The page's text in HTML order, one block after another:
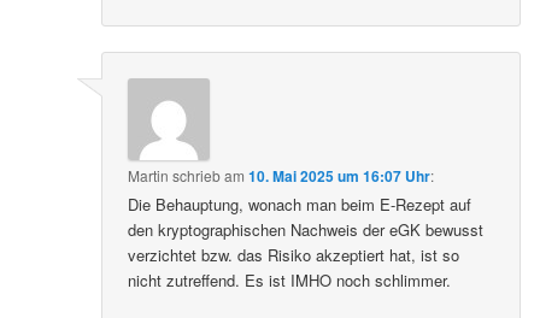
Martin schriebam10. Mai 2025 um 16:07 Uhr:
Die Behauptung, wonach man beim E-Rezept auf
den kryptographischen Nachweis der eGK bewusst
verzichtet bzw. das Risiko akzeptiert hat, ist so
nicht zutreffend. Es ist IMHO noch schlimmer.